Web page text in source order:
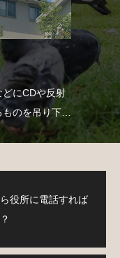
にCDや反射
のを吊り下げ
方法です。
役所に電話すれば